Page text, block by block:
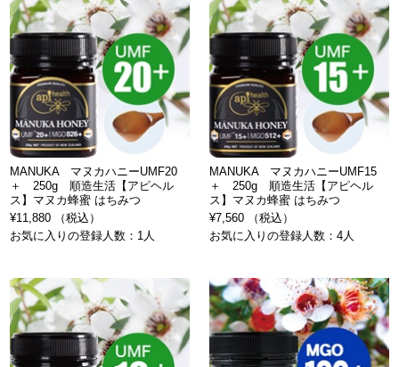
MANUKA マヌカハニーUMF20
＋ 250g 順造生活【アピヘル
ス】マヌカ蜂蜜 はちみつ
¥11,880 （税込）
お気に入りの登録人数：1人
MANUKA マヌカハニーUMF15
＋ 250g 順造生活【アピヘル
ス】マヌカ蜂蜜 はちみつ
¥7,560 （税込）
お気に入りの登録人数：4人